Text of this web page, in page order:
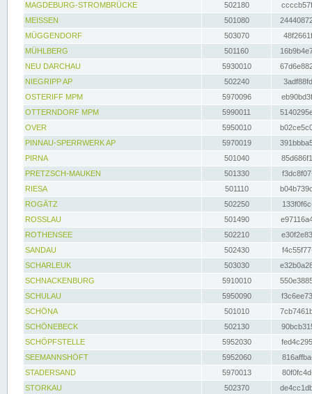
MAGDEBURG-STROMBRÜCKE
502180
MEISSEN
501080
MÜGGENDORF
503070
MÜHLBERG
501160
NEU DARCHAU
5930010
NIEGRIPP AP
502240
OSTERIFF MPM
5970096
OTTERNDORF MPM
5990011
OVER
5950010
PINNAU-SPERRWERK AP
5970019
PIRNA
501040
PRETZSCH-MAUKEN
501330
RIESA
501110
ROGÄTZ
502250
ROSSLAU
501490
ROTHENSEE
502210
SANDAU
502430
SCHARLEUK
503030
SCHNACKENBURG
5910010
SCHULAU
5950090
SCHÖNA
501010
SCHÖNEBECK
502130
SCHÖPFSTELLE
5952030
SEEMANNSHÖFT
5952060
STADERSAND
5970013
STORKAU
502370